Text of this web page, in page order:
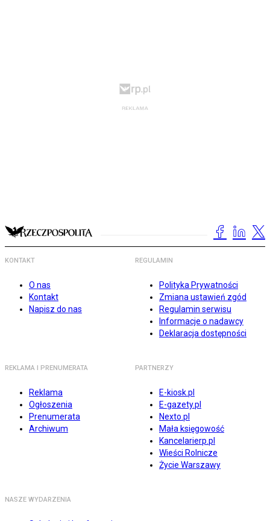
KONTAKT
O nas
Kontakt
Napisz do nas
REGULAMIN
Polityka Prywatności
Zmiana ustawień zgód
Regulamin serwisu
Informacje o nadawcy
Deklaracja dostępności
REKLAMA I PRENUMERATA
Reklama
Ogłoszenia
Prenumerata
Archiwum
PARTNERZY
E-kiosk.pl
E-gazety.pl
Nexto.pl
Mała księgowość
Kancelarierp.pl
Wieści Rolnicze
Życie Warszawy
NASZE WYDARZENIA